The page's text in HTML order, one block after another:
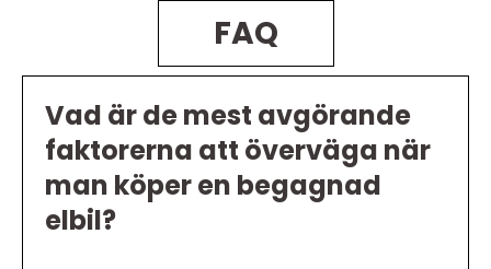
FAQ
Vad är de mest avgörande
faktorerna att överväga när
man köper en begagnad
elbil?